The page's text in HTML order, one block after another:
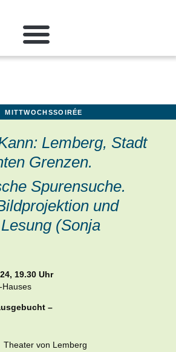
MITTWOCHSSOIRÉE
Lemberg, Stadt
Grenzen.
Spurensuche.
und
(Sonja
19.30 Uhr
Hauses
–